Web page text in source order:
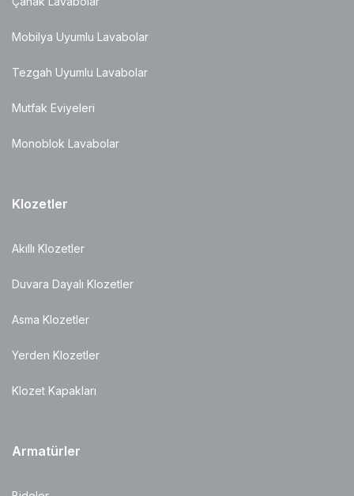
Mobilya Uyumlu Lavabolar
Tezgah Uyumlu Lavabolar
Mutfak Eviyeleri
Monoblok Lavabolar
Klozetler
Akıllı Klozetler
Duvara Dayalı Klozetler
Asma Klozetler
Yerden Klozetler
Klozet Kapakları
Armatürler